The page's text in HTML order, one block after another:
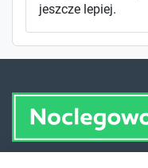
jeszcze lepiej.